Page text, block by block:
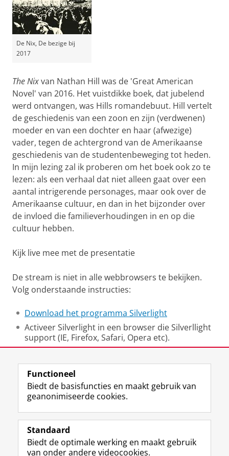
De Nix, De bezige bij
2017
The Nixvan Nathan Hill was de 'Great American
Novel' van 2016. Het vuistdikke boek, dat jubelend
werd ontvangen, was Hills romandebuut. Hill vertelt
de geschiedenis van een zoon en zijn (verdwenen)
moeder en van een dochter en haar (afwezige)
vader, tegen de achtergrond van de Amerikaanse
geschiedenis van de studentenbeweging tot heden.
In mijn lezing zal ik proberen om het boek ook zo te
lezen: als een verhaal dat niet alleen gaat over een
aantal intrigerende personages, maar ook over de
Amerikaanse cultuur, en dan in het bijzonder over
de invloed die familieverhoudingen in en op die
cultuur hebben.
Kijk live mee met de presentatie
De stream is niet in alle webbrowsers te bekijken.
Volg onderstaande instructies:
Download het programma Silverlight
Activeer Silverlight in een browser die Silverllight
support(IE, Firefox, Safari, Opera etc).
Laatst gewijzigd: 14 april 2026 12:40
Volg de RUG
F
a
e
L
i
k
R
S
-
I
n
t
Y
o
T
Studiekiezers
Functioneel
Biedt de basisfuncties en maakt gebruik van
geanonimiseerde cookies.
Standaard
Biedt de optimale werking en maakt gebruik
van onder andere videocookies.